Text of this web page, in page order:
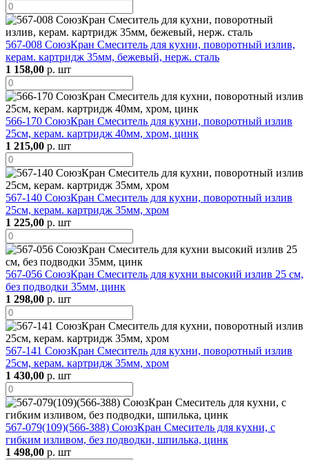
567-008 СоюзКран Смеситель для кухни, поворотный излив,
керам. картридж 35мм, бежевый, нерж. сталь
1 158,00 р. шт
566-170 СоюзКран Смеситель для кухни, поворотный излив
25см, керам. картридж 40мм, хром, цинк
1 215,00 р. шт
567-140 СоюзКран Смеситель для кухни, поворотный излив
25см, керам. картридж 35мм, хром
1 225,00 р. шт
567-056 СоюзКран Смеситель для кухни высокий излив 25 см,
без подводки 35мм, цинк
1 298,00 р. шт
567-141 СоюзКран Смеситель для кухни, поворотный излив
25см, керам. картридж 35мм, хром
1 430,00 р. шт
567-079(109)(566-388) СоюзКран Смеситель для кухни, с
гибким изливом, без подводки, шпилька, цинк
1 498,00 р. шт